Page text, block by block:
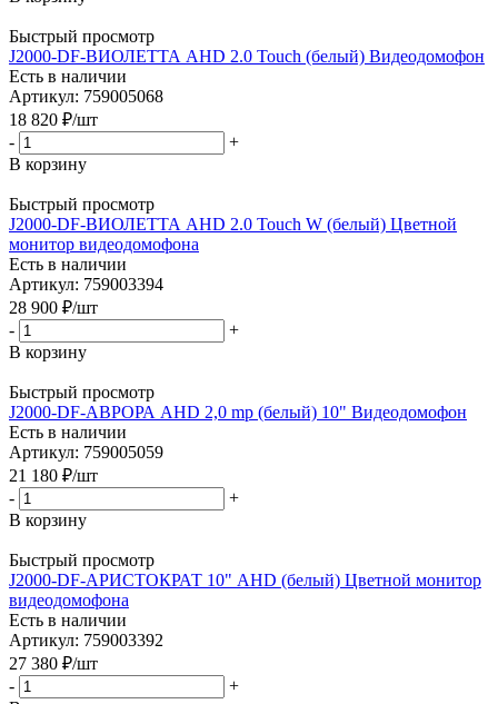
Быстрый просмотр
J2000-DF-ВИОЛЕТТА AHD 2.0 Touch (белый) Видеодомофон
Есть в наличии
Артикул: 759005068
18 820 ₽/шт
-
+
В корзину
Быстрый просмотр
J2000-DF-ВИОЛЕТТА AHD 2.0 Touch W (белый) Цветной
монитор видеодомофона
Есть в наличии
Артикул: 759003394
28 900 ₽/шт
-
+
В корзину
Быстрый просмотр
J2000-DF-АВРОРА AHD 2,0 mp (белый) 10" Видеодомофон
Есть в наличии
Артикул: 759005059
21 180 ₽/шт
-
+
В корзину
Быстрый просмотр
J2000-DF-АРИСТОКРАТ 10" AHD (белый) Цветной монитор
видеодомофона
Есть в наличии
Артикул: 759003392
27 380 ₽/шт
-
+